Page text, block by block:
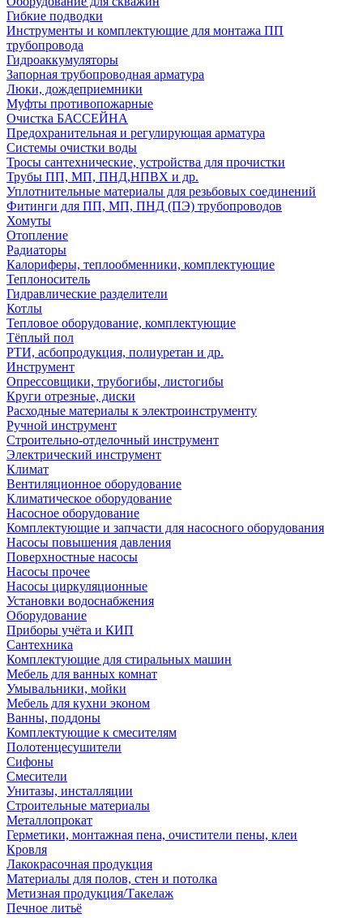
Гибкие подводки
Инструменты и комплектующие для монтажа ПП
трубопровода
Гидроаккумуляторы
Запорная трубопроводная арматура
Люки, дождеприемники
Муфты противопожарные
Очистка БАССЕЙНА
Предохранительная и регулирующая арматура
Системы очистки воды
Тросы сантехнические, устройства для прочистки
Трубы ПП, МП, ПНД,НПВХ и др.
Уплотнительные материалы для резьбовых соединений
Фитинги для ПП, МП, ПНД (ПЭ) трубопроводов
Хомуты
Отопление
Радиаторы
Калориферы, теплообменники, комплектующие
Теплоноситель
Гидравлические разделители
Котлы
Тепловое оборудование, комплектующие
Тёплый пол
РТИ, асбопродукция, полиуретан и др.
Инструмент
Опрессовщики, трубогибы, листогибы
Круги отрезные, диски
Расходные материалы к электроинструменту
Ручной инструмент
Строительно-отделочный инструмент
Электрический инструмент
Климат
Вентиляционное оборудование
Климатическое оборудование
Насосное оборудование
Комплектующие и запчасти для насосного оборудования
Насосы повышения давления
Поверхностные насосы
Насосы прочее
Насосы циркуляционные
Установки водоснабжения
Оборудование
Приборы учёта и КИП
Сантехника
Комплектующие для стиральных машин
Мебель для ванных комнат
Умывальники, мойки
Мебель для кухни эконом
Ванны, поддоны
Комплектующие к смесителям
Полотенцесушители
Сифоны
Смесители
Унитазы, инсталляции
Строительные материалы
Металлопрокат
Герметики, монтажная пена, очистители пены, клеи
Кровля
Лакокрасочная продукция
Материалы для полов, стен и потолка
Метизная продукция/Такелаж
Печное литьё